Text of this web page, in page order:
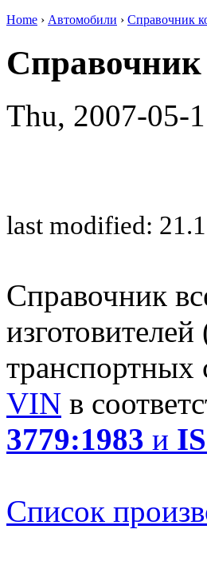
Home › Автомобили › Справочник
Thu, 2007-
last modified:
Справочник
транспортных
VIN в
3779:1983 и
Список